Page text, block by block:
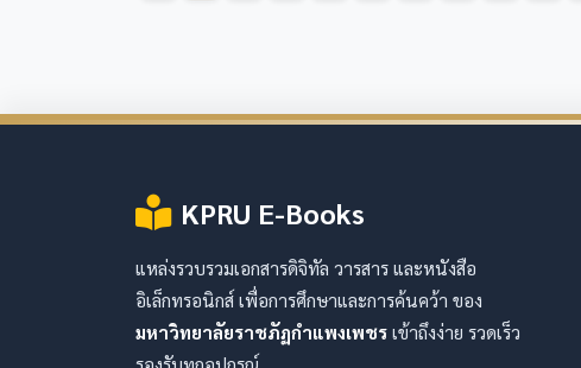
KPRU E-Books
แหล่งรวบรวมเอกสารดิจิทัล วารสาร และหนังสือ
อิเล็กทรอนิกส์ เพื่อการศึกษาและการค้นคว้า ของ
มหาวิทยาลัยราชภัฏกำแพงเพชร เข้าถึงง่าย รวดเร็ว